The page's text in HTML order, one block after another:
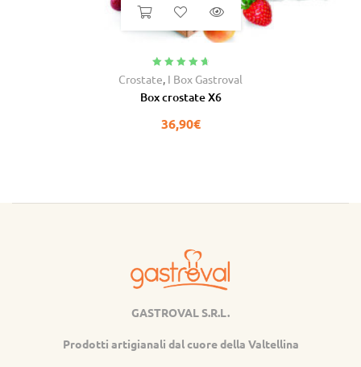
Valutato
4.91
Crostate, I Box Gastroval
Box crostate X6
36,90€
GASTROVAL S.R.L.
Prodotti artigianali dal cuore della Valtellina